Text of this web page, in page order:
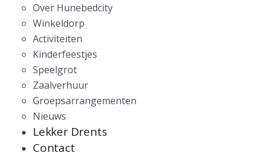
Over Hunebedcity
Winkeldorp
Activiteiten
Kinderfeestjes
Speelgrot
Zaalverhuur
Groepsarrangementen
Nieuws
Lekker Drents
Contact